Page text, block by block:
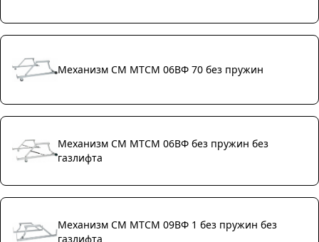
Механизм СМ МТСМ 06ВФ 70 без пружин
Механизм СМ МТСМ 06ВФ без пружин без
газлифта
Механизм СМ МТСМ 09ВФ 1 без пружин без
газлифта